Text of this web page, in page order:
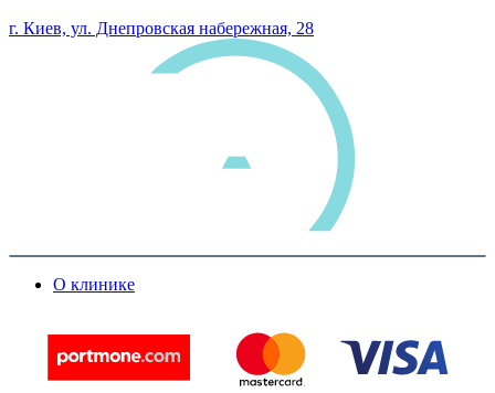
г. Киев, ул. Днепровская набережная, 28
О клинике